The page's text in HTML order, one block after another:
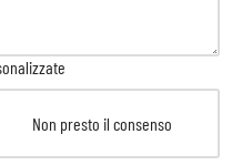
Non presto il consenso